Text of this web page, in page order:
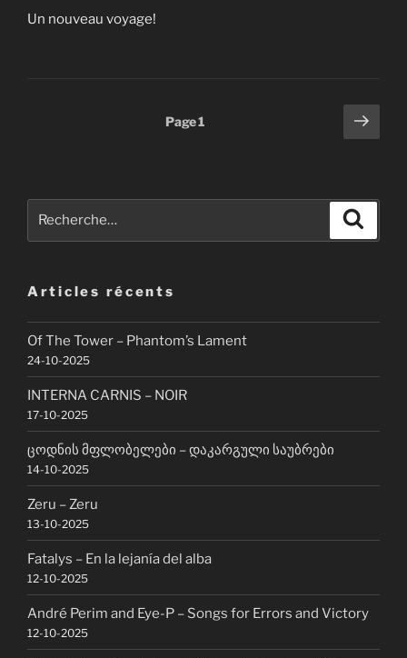
Un nouveau voyage!
Page1
Page
Articles récents
Of The Tower – Phantom’s Lament
24-10-2025
INTERNA CARNIS – NOIR
17-10-2025
ცოდნის მფლობელები – დაკარგული საუბრები
14-10-2025
Zeru – Zeru
13-10-2025
Fatalys – En la lejanía del alba
12-10-2025
André Perim and Eye-P – Songs for Errors and Victory
12-10-2025